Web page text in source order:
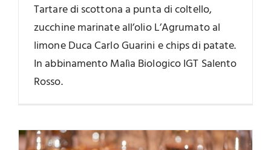
Tartare di scottona a punta di coltello,
zucchine marinate all’olio L’Agrumato al
limone Duca Carlo Guarini e chips di patate.
In abbinamento Malìa Biologico IGT Salento
Rosso.